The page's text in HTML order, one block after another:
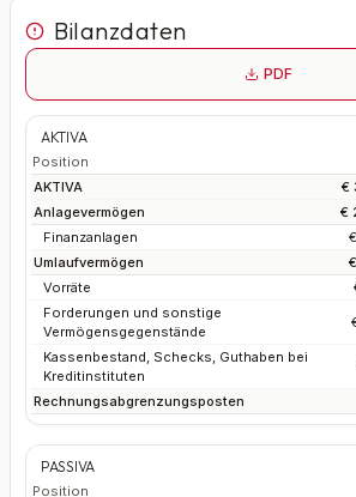
Bilanzdaten
PDF
AKTIVA
Position
AKTIVA
€
Anlagevermögen
€
Finanzanlagen
Umlaufvermögen
Vorräte
Forderungen und sonstige
Vermögensgegenstände
Kassenbestand, Schecks, Guthaben bei
Kreditinstituten
Rechnungsabgrenzungsposten
PASSIVA
Position